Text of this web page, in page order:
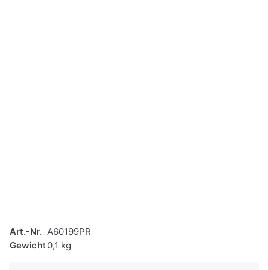
Art.-Nr. A60199PR
Gewicht 0,1 kg